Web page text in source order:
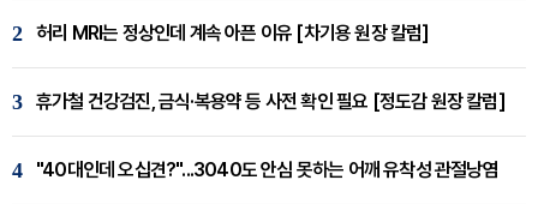
2 허리 MRI는 정상인데 계속 아픈 이유 [차기용 원장 칼럼]
3 휴가철 건강검진, 금식·복용약 등 사전 확인 필요 [정도감 원장 칼럼]
4 "40대인데 오십견?"...3040도 안심 못하는 어깨 유착성 관절낭염